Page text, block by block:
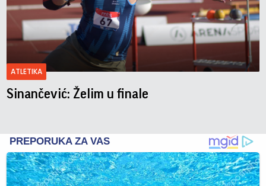
ATLETIKA
Sinančević: Želim u finale